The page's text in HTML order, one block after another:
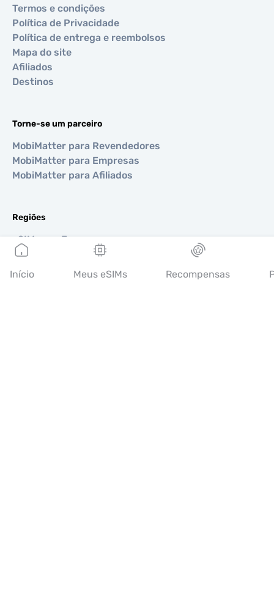
Termos e condições
Política de Privacidade
Política de entrega e reembolsos
Mapa do site
Afiliados
Destinos
Torne-se um parceiro
MobiMatter para Revendedores
MobiMatter para Empresas
MobiMatter para Afiliados
Regiões
eSIM para Europa
eSIM para Ásia
eSIM para Américas
Início Meus eSIMs Recompensas